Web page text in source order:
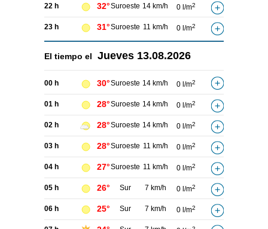
22 h 32°Suroeste 14 km/h 0 l/m2
23 h 31°Suroeste 11 km/h 0 l/m2
El tiempo el Jueves 13.08.2026
00 h 30°Suroeste 14 km/h 0 l/m2
01 h 28°Suroeste 14 km/h 0 l/m2
02 h 28°Suroeste 14 km/h 0 l/m2
03 h 28°Suroeste 11 km/h 0 l/m2
04 h 27°Suroeste 11 km/h 0 l/m2
05 h 26° Sur 7 km/h 0 l/m2
06 h 25° Sur 7 km/h 0 l/m2